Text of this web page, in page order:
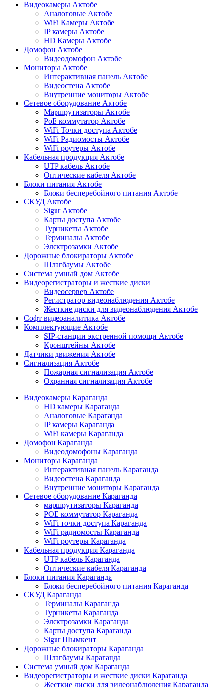
Видеокамеры Актобе
Аналоговые Актобе
WiFi Камеры Актобе
IP камеры Актобе
HD Камеры Актобе
Домофон Актобе
Видеодомофон Актобе
Мониторы Актобе
Интерактивная панель Актобе
Видеостена Актобе
Внутренние мониторы Актобе
Сетевое оборудование Актобе
Маршрутизаторы Актобе
PoE коммутатор Актобе
WiFi Точки доступа Актобе
WiFi Радиомосты Актобе
WiFi роутеры Актобе
Кабельная продукция Актобе
UTP кабель Актобе
Оптические кабеля Актобе
Блоки питания Актобе
Блоки бесперебойного питания Актобе
СКУД Актобе
Sigur Актобе
Карты доступа Актобе
Турникеты Актобе
Терминалы Актобе
Электрозамки Актобе
Дорожные блокираторы Актобе
Шлагбаумы Актобе
Система умный дом Актобе
Видеорегистраторы и жесткие диски
Видеосервер Актобе
Регистратор видеонаблюдения Актобе
Жесткие диски для видеонаблюдения Актобе
Софт видеоаналитика Актобе
Комплектующие Актобе
SIP-станции экстренной помощи Актобе
Кронштейны Актобе
Датчики движения Актобе
Сигнализация Актобе
Пожарная сигнализация Актобе
Охранная сигнализация Актобе
Видеокамеры Караганда
HD камеры Караганда
Аналоговые Караганда
IP камеры Караганда
WiFi камеры Караганда
Домофон Караганда
Видеодомофоны Караганда
Мониторы Караганда
Интерактивная панель Караганда
Видеостена Караганда
Внутренние мониторы Караганда
Сетевое оборудование Караганда
маршрутизаторы Караганда
POE коммутатор Караганда
WiFi точки доступа Караганда
WiFi радиомосты Караганда
WiFi роутеры Караганда
Кабельная продукция Караганда
UTP кабель Караганда
Оптические кабеля Караганда
Блоки питания Караганда
Блоки бесперебойного питания Караганда
СКУД Караганда
Терминалы Караганда
Турникеты Караганда
Электрозамки Караганда
Карты доступа Караганда
Sigur Шымкент
Дорожные блокираторы Караганда
Шлагбаумы Караганда
Система умный дом Караганда
Видеорегистраторы и жесткие диски Караганда
Жесткие диски для видеонаблюдения Караганда